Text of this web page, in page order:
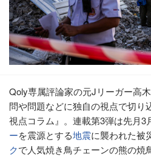
Qoly専属評論家の元Jリーガー高
問や問題などに独自の視点で切り
視点コラム』。連載第3弾は先月3
ーを震源とする地震に襲われた被
クで人気焼き鳥チェーンの熊の焼